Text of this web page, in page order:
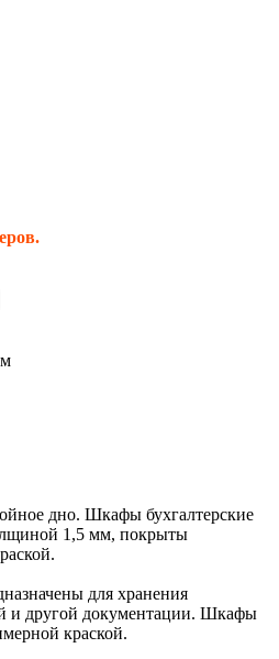
дно. Шкафы бухгалтерские
1,5 мм, покрыты
для хранения
и другой документации. Шкафы
краской.